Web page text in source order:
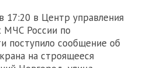
17:20 в Центр управления
МЧС России по
поступило сообщение об
на строящееся